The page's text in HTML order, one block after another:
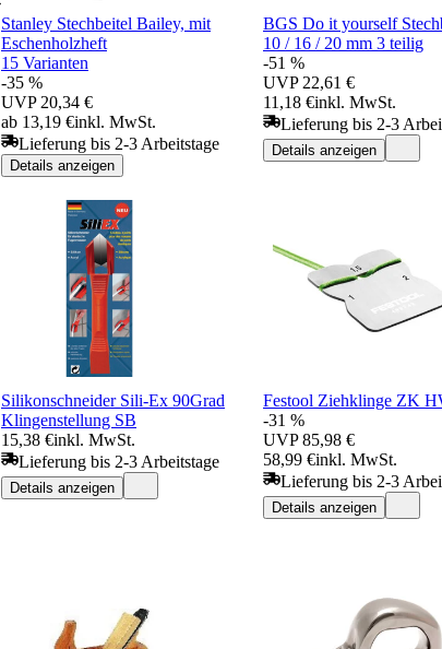
Stanley Stechbeitel Bailey, mit
Eschenholzheft
15 Varianten
-35 %
UVP 20,34 €
ab 13,19 €inkl. MwSt.
Lieferung bis 2-3 Arbeitstage
Details anzeigen
BGS Do it yourself
10 / 16 / 20 mm 3 teilig
-51 %
UVP 22,61 €
11,18 €inkl. MwSt.
Lieferung bis 2-3
Details anzeigen
Silikonschneider Sili-Ex 90Grad
Klingenstellung SB
15,38 €inkl. MwSt.
Lieferung bis 2-3 Arbeitstage
Details anzeigen
Festool Ziehklinge ZK
-31 %
UVP 85,98 €
58,99 €inkl. MwSt.
Lieferung bis 2-3
Details anzeigen